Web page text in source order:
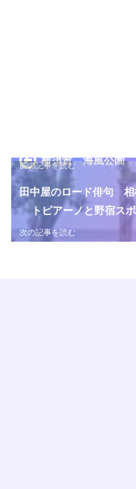
横須賀 海風公園
田中屋のロード俳句
トピアーノと野宿ス